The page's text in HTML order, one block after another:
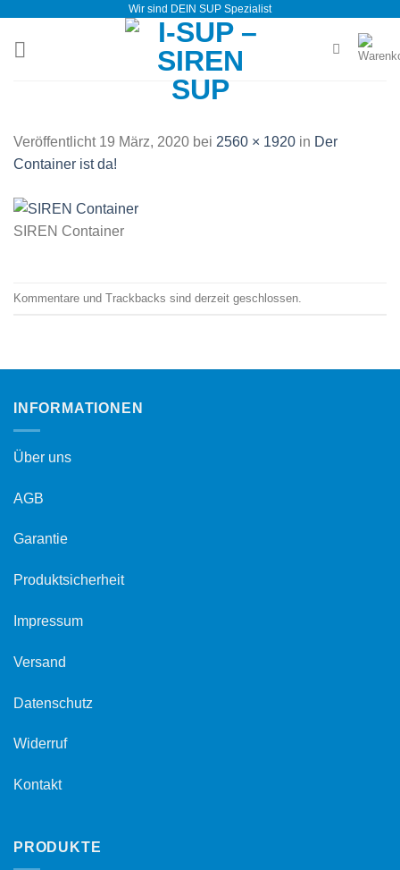
springen
Wir sind DEIN SUP Spezialist
Veröffentlicht 19 März, 2020 bei 2560 × 1920 in Der
Container ist da!
SIREN Container
Kommentare und Trackbacks sind derzeit geschlossen.
INFORMATIONEN
Über uns
AGB
Garantie
Produktsicherheit
Impressum
Versand
Datenschutz
Widerruf
Kontakt
PRODUKTE